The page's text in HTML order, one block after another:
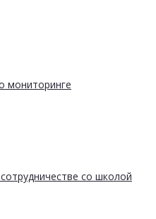
мониторинге
со школой